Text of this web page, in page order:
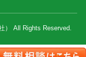
） All Rights Reserved.